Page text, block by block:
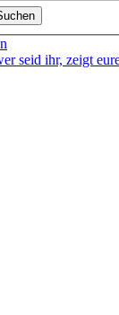
seid ihr, zeigt